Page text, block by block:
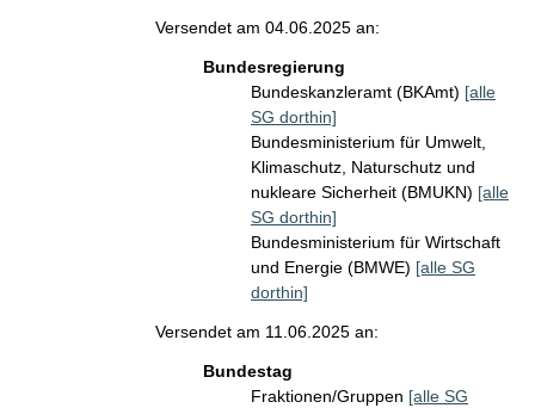
Versendet am 04.06.2025 an:
Bundesregierung
Bundeskanzleramt (BKAmt) [alle
SG dorthin]
Bundesministerium für Umwelt,
Klimaschutz, Naturschutz und
nukleare Sicherheit (BMUKN) [alle
SG dorthin]
Bundesministerium für Wirtschaft
und Energie (BMWE) [alle SG
dorthin]
Versendet am 11.06.2025 an:
Bundestag
Fraktionen/Gruppen [alle SG